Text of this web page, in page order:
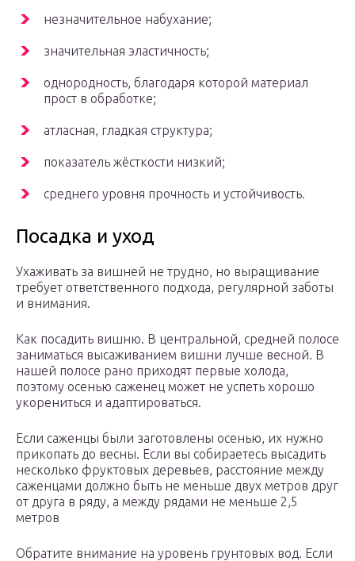
незначительное набухание;
значительная эластичность;
однородность, благодаря которой материал
прост в обработке;
атласная, гладкая структура;
показатель жёсткости низкий;
среднего уровня прочность и устойчивость.
Посадка и уход
Ухаживать за вишней не трудно, но выращивание
требует ответственного подхода, регулярной заботы
и внимания.
Как посадить вишню. В центральной, средней полосе
заниматься высаживанием вишни лучше весной. В
нашей полосе рано приходят первые холода,
поэтому осенью саженец может не успеть хорошо
укорениться и адаптироваться.
Если саженцы были заготовлены осенью, их нужно
прикопать до весны. Если вы собираетесь высадить
несколько фруктовых деревьев, расстояние между
саженцами должно быть не меньше двух метров друг
от друга в ряду, а между рядами не меньше 2,5
метров
Обратите внимание на уровень грунтовых вод. Если